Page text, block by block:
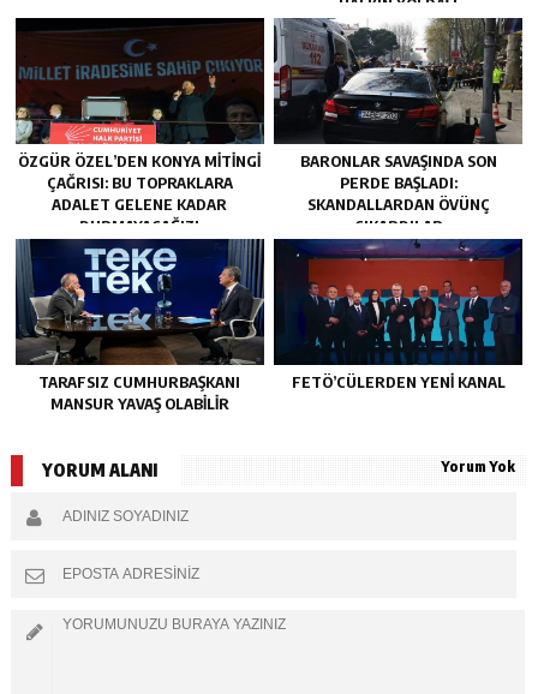
HALKIN YOLDAŞI
ÖZGÜR ÖZEL’DEN KONYA MITINGI
ÇAĞRISI: BU TOPRAKLARA
ADALET GELENE KADAR
DURMAYACAĞIZ!
BARONLAR SAVAŞINDA SON
PERDE BAŞLADI:
SKANDALLARDAN ÖVÜNÇ
ÇIKARDILAR
TARAFSIZ CUMHURBAŞKANI
MANSUR YAVAŞ OLABİLİR
FETÖ’CÜLERDEN YENI KANAL
YORUM ALANI Yorum Yok